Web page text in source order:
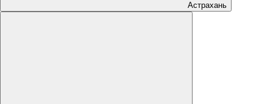
Астрахань